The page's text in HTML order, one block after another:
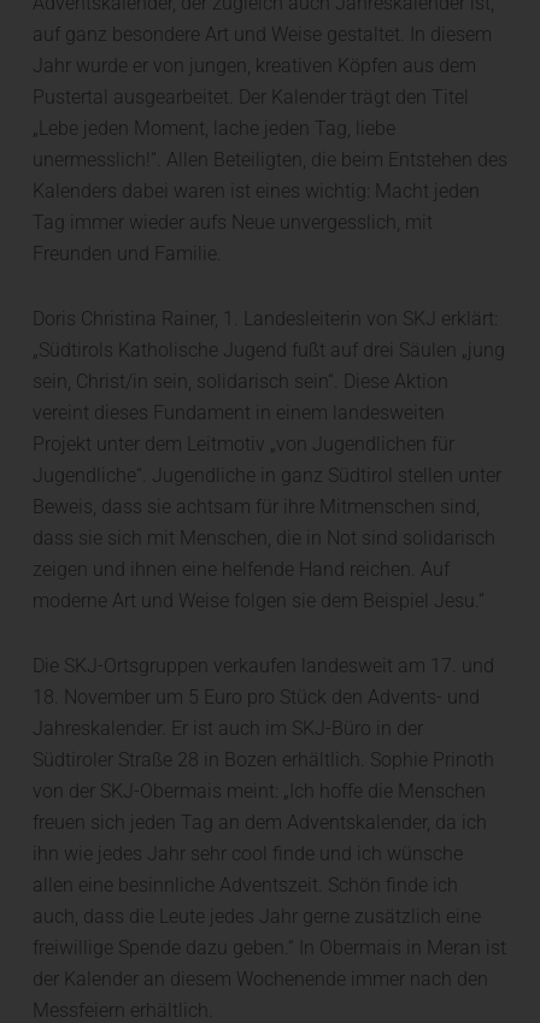
auf ganz besondere Art und Weise gestaltet. In diesem
Jahr wurde er von jungen, kreativen Köpfen aus dem
Pustertal ausgearbeitet. Der Kalender trägt den Titel
„Lebe jeden Moment, lache jeden Tag, liebe
unermesslich!“. Allen Beteiligten, die beim Entstehen des
Kalenders dabei waren ist eines wichtig: Macht jeden
Tag immer wieder aufs Neue unvergesslich, mit
Freunden und Familie.
Doris Christina Rainer, 1. Landesleiterin von SKJ erklärt:
„Südtirols Katholische Jugend fußt auf drei Säulen „jung
sein, Christ/in sein, solidarisch sein“. Diese Aktion
vereint dieses Fundament in einem landesweiten
Projekt unter dem Leitmotiv „von Jugendlichen für
Jugendliche“. Jugendliche in ganz Südtirol stellen unter
Beweis, dass sie achtsam für ihre Mitmenschen sind,
dass sie sich mit Menschen, die in Not sind solidarisch
zeigen und ihnen eine helfende Hand reichen. Auf
moderne Art und Weise folgen sie dem Beispiel Jesu.“
Die SKJ-Ortsgruppen verkaufen landesweit am 17. und
18. November um 5 Euro pro Stück den Advents- und
Jahreskalender. Er ist auch im SKJ-Büro in der
Südtiroler Straße 28 in Bozen erhältlich. Sophie Prinoth
von der SKJ-Obermais meint: „Ich hoffe die Menschen
freuen sich jeden Tag an dem Adventskalender, da ich
ihn wie jedes Jahr sehr cool finde und ich wünsche
allen eine besinnliche Adventszeit. Schön finde ich
auch, dass die Leute jedes Jahr gerne zusätzlich eine
freiwillige Spende dazu geben.“ In Obermais in Meran ist
der Kalender an diesem Wochenende immer nach den
Messfeiern erhältlich.